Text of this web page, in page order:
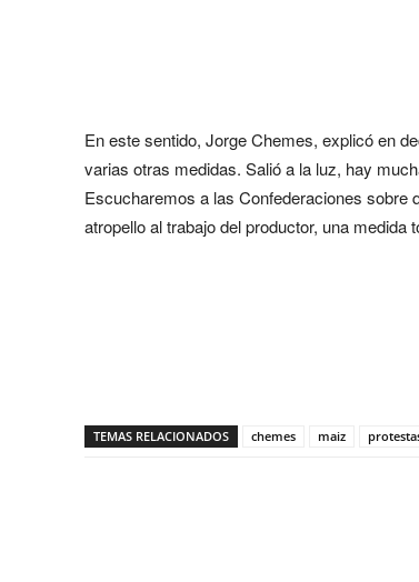
En este sentido, Jorge Chemes, explicó en
varias otras medidas. Salió a la luz, hay
Escucharemos a las Confederaciones sobre
atropello al trabajo del productor, una medida
TEMAS RELACIONADOS chemes maiz